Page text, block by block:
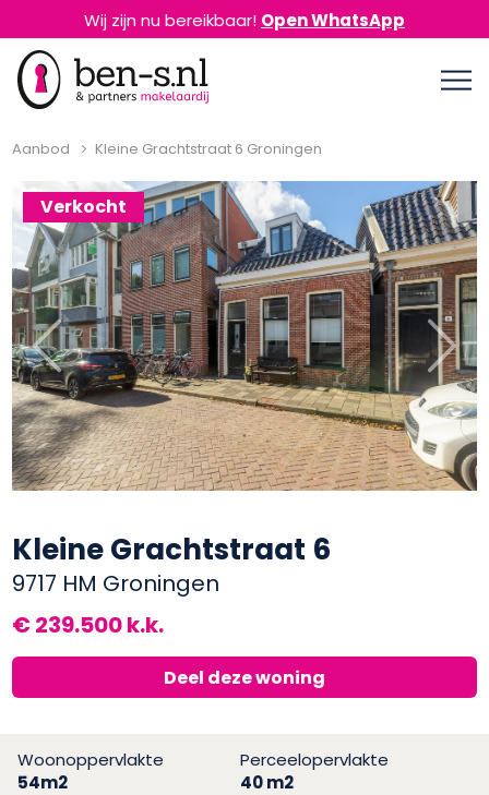
Wij zijn nu bereikbaar! Open WhatsApp
Aanbod Kleine Grachtstraat 6 Groningen
Verkocht
Previous Next
Kleine Grachtstraat 6
9717 HM Groningen
€ 239.500 k.k.
Deel deze woning
Woonoppervlakte
54m2
Perceelopervlakte
40 m2